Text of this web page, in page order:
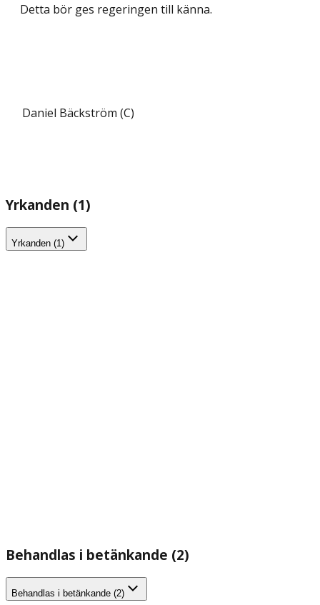
Detta bör ges regeringen till känna.
Daniel Bäckström (C)
Yrkanden (1)
Yrkanden (1)
Behandlas i betänkande (2)
Behandlas i betänkande (2)